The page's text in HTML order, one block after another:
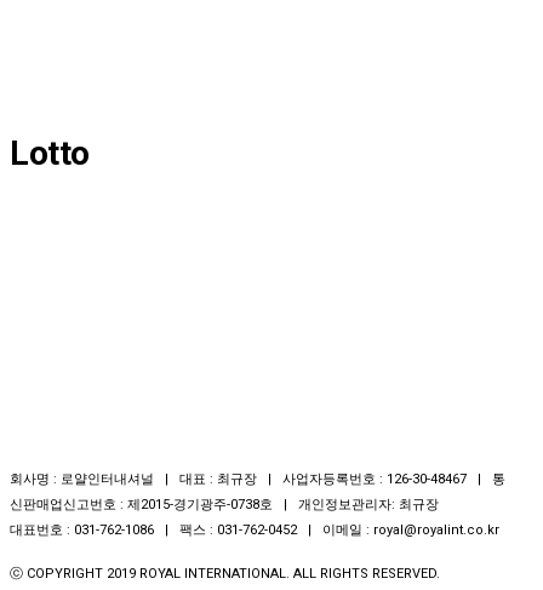
Lotto
회사명 : 로얄인터내셔널 | 대표 : 최규장 | 사업자등록번호 : 126-30-48467 | 통
신판매업신고번호 : 제2015-경기광주-0738호 | 개인정보관리자: 최규장
대표번호 : 031-762-1086 | 팩스 : 031-762-0452 | 이메일 : royal@royalint.co.kr
ⓒ COPYRIGHT 2019 ROYAL INTERNATIONAL. ALL RIGHTS RESERVED.